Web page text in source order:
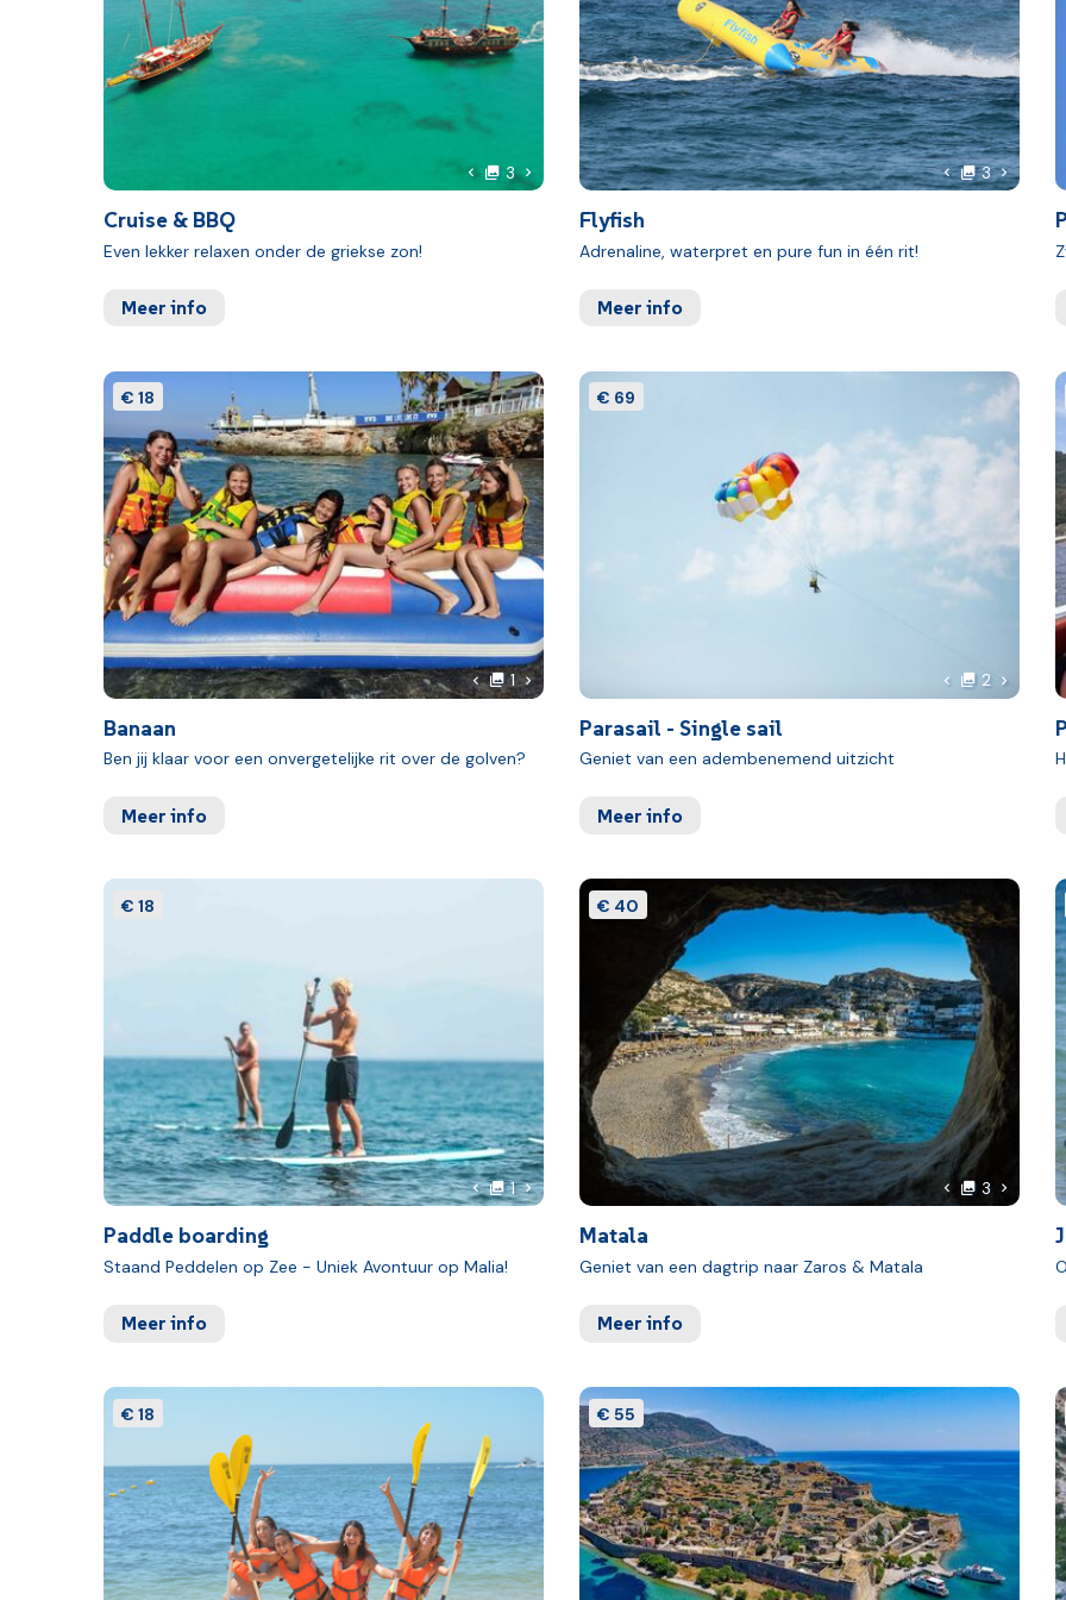
Cruise & BBQ
Even lekker relaxen onder de griekse zon!
Meer info
Vorige foto
3foto's
Volgende foto
Flyfish
Adrenaline, waterpret en pure fun in één rit!
Meer info
Vorige foto
3foto's
Banaan
Ben jij klaar voor een onvergetelijke rit over de golven?
Meer info
€ 18
Vorige foto
1Foto
Volgende foto
Parasail - Single sail
Geniet van een adembenemend uitzicht
Meer info
€ 69
Vorige foto
2 foto's
Paddle boarding
Staand Peddelen op Zee - Uniek Avontuur op Malia!
Meer info
€ 18
Vorige foto
1Foto
Volgende foto
Matala
Geniet van een dagtrip naar Zaros & Matala
Meer info
€ 40
Vorige foto
3 foto's
€ 18 € 55